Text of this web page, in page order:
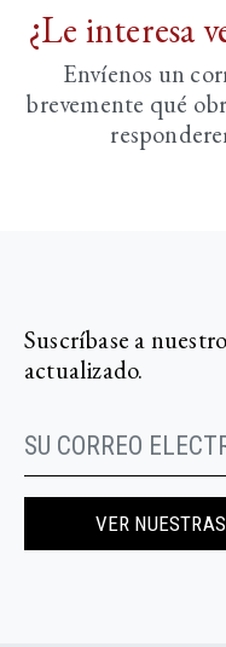
¿Le interesa
Envíenos un
brevemente qué
Suscríbase a
actualizado.
VER